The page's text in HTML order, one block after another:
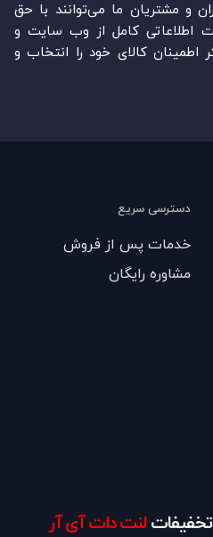
و مشتریان ما می‏‏‌توانند با حق
اطلاعاتی کامل از وب سایت و
اطمینان کالای خود را انتخاب و
دسترسی سریع
خدمات پس از فروش
مشاوره رایگان
تخفیفاتلنت دات آی آر